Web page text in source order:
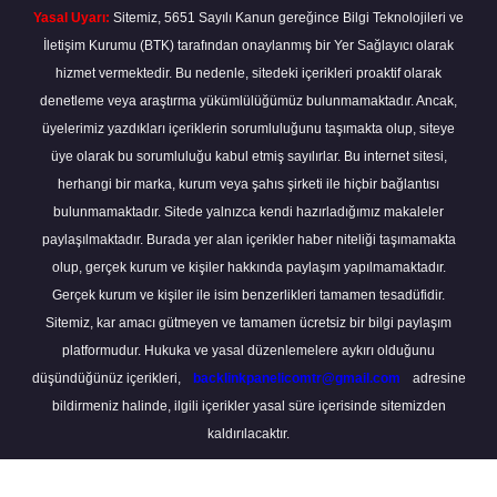
Yasal Uyarı: Sitemiz, 5651 Sayılı Kanun gereğince Bilgi Teknolojileri ve
İletişim Kurumu (BTK) tarafından onaylanmış bir Yer Sağlayıcı olarak
hizmet vermektedir. Bu nedenle, sitedeki içerikleri proaktif olarak
denetleme veya araştırma yükümlülüğümüz bulunmamaktadır. Ancak,
üyelerimiz yazdıkları içeriklerin sorumluluğunu taşımakta olup, siteye
üye olarak bu sorumluluğu kabul etmiş sayılırlar. Bu internet sitesi,
herhangi bir marka, kurum veya şahıs şirketi ile hiçbir bağlantısı
bulunmamaktadır. Sitede yalnızca kendi hazırladığımız makaleler
paylaşılmaktadır. Burada yer alan içerikler haber niteliği taşımamakta
olup, gerçek kurum ve kişiler hakkında paylaşım yapılmamaktadır.
Gerçek kurum ve kişiler ile isim benzerlikleri tamamen tesadüfidir.
Sitemiz, kar amacı gütmeyen ve tamamen ücretsiz bir bilgi paylaşım
platformudur. Hukuka ve yasal düzenlemelere aykırı olduğunu
düşündüğünüz içerikleri,
backlinkpanelicomtr@gmail.com
adresine
bildirmeniz halinde, ilgili içerikler yasal süre içerisinde sitemizden
kaldırılacaktır.